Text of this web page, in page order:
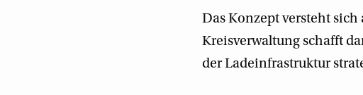
Das Konzept versteht
Kreisverwaltung schafft
der Ladeinfrastruktur